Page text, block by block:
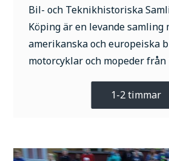
Bil- och Teknikhistoriska
Köping är en levande samling
amerikanska och europeiska
motorcyklar och mopeder från
1-2 timmar